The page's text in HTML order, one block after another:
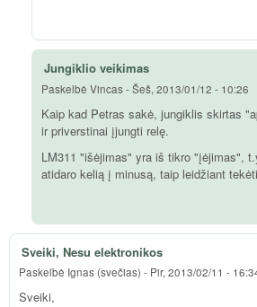
Jungiklio veikimas
Paskelbė Vincas-Šeš, 2013/01/12 - 10:26
Kaip kad Petras sakė, jungiklis skirtas
ir priverstinai įjungti relę.
LM311 "išėjimas" yra iš tikro "įėjimas",
atidaro kelią į minusą, taip leidžiant
Sveiki, Nesu elektronikos
Paskelbė Ignas (svečias) - Pir, 2013/02/11 -
Sveiki,